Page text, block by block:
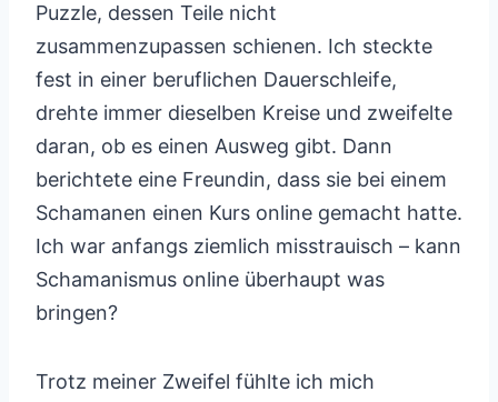
Puzzle, dessen Teile nicht
zusammenzupassen schienen. Ich steckte
fest in einer beruflichen Dauerschleife,
drehte immer dieselben Kreise und zweifelte
daran, ob es einen Ausweg gibt. Dann
berichtete eine Freundin, dass sie bei einem
Schamanen einen Kurs online gemacht hatte.
Ich war anfangs ziemlich misstrauisch – kann
Schamanismus online überhaupt was
bringen?
Trotz meiner Zweifel fühlte ich mich